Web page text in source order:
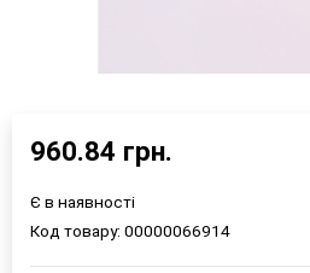
960.84 грн.
Є в наявності
Код товару: 00000066914